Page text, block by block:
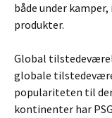
både under
produkter.
Global
globale
populariteten til
kontinenter har